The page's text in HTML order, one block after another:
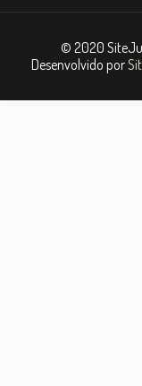
© 2020
Desenvolvido por